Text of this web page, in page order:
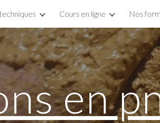
to main contentCours en ligne Nos
en